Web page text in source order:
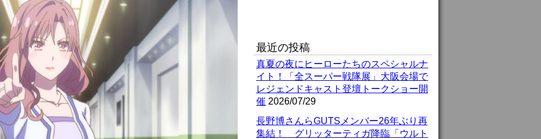
最近の投稿
真夏の夜にヒーローたちのスペシャルナ
イト！「全スーパー戦隊展」大阪会場で
レジェンドキャスト登壇トークショー開
催 2026/07/29
長野博さんらGUTSメンバー26年ぶり再
集結！ グリッターティガ降臨「ウルト